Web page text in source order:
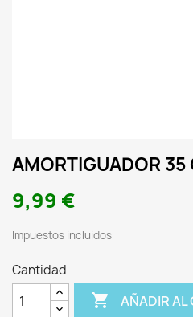
AMORTIGUADOR
9,99 €
Impuestos incluidos
Cantidad
 AÑADIR AL